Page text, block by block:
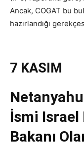
Ancak, COGAT bu
hazırlandığı
7 KASIM
İsmi Israel
Bakanı